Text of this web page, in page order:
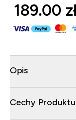
189.00
Opis
Cechy Produktu